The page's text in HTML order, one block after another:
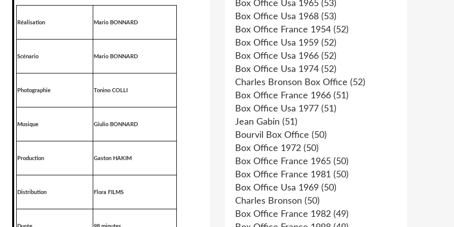
Réalisation Mario BONNARD
Scénario Mario BONNARD
Photographie Tonino COLLI
Musique Giulio BONNARD
Production Gaston HAKIM
Distribution Flora FILMS
Box Office Usa 1965 (53)
Box Office Usa 1968 (53)
Box Office France 1954 (52)
Box Office Usa 1959 (52)
Box Office Usa 1966 (52)
Box Office Usa 1974 (52)
Charles Bronson Box Office (52)
Box Office France 1966 (51)
Box Office Usa 1977 (51)
Jean Gabin (51)
Bourvil Box Office (50)
Box Office 1972 (50)
Box Office France 1965 (50)
Box Office France 1981 (50)
Box Office Usa 1969 (50)
Charles Bronson (50)
Box Office France 1982 (49)